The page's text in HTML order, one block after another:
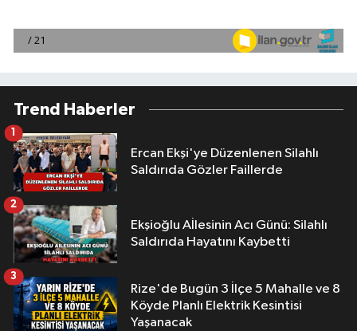
Trend Haberler
Ercan Ekşi'ye Düzenlenen Silahlı
Saldırıda Gözler Faillerde
1
Ekşioğlu Aİlesinin Acı Günü: Silahlı
Saldırıda Hayatını Kaybetti
2
Rize'de Bugün 3 İlçe 5 Mahalle ve 8
Köyde Planlı Elektrik Kesintisi
Yaşanacak
3